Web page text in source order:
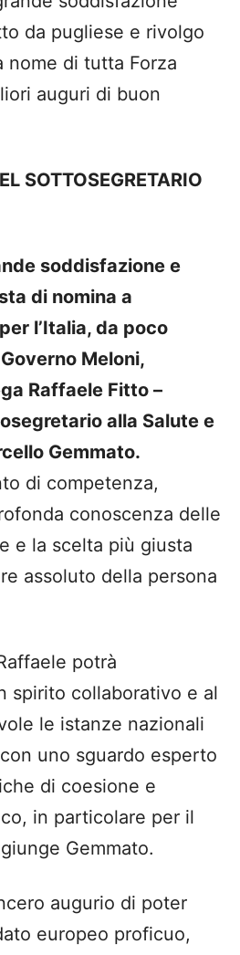
da pugliese e rivolgo
nome di tutta Forza
auguri di buon
SOTTOSEGRETARIO
soddisfazione e
di nomina a
l’Italia, da poco
Meloni,
Raffaele Fitto –
alla Salute e
Gemmato.
di competenza,
conoscenza delle
e la scelta più giusta
assoluto della persona
potrà
spirito collaborativo e al
le istanze nazionali
uno sguardo esperto
di coesione e
in particolare per il
Gemmato.
augurio di poter
europeo proficuo,